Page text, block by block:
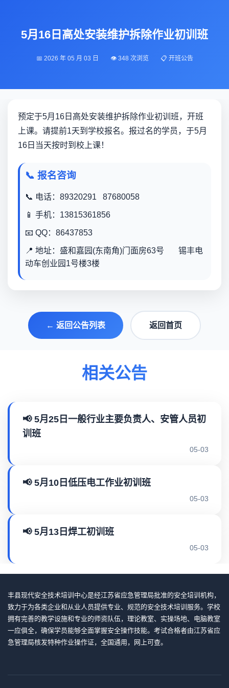
5月16日高处安装维护拆除作业初训班
📅 2026 年 05 月 03 日 👁️ 348 次浏览 📋 开班公告
预定于5月16日高处安装维护拆除作业初训班，开班
上课。请提前1天到学校报名。报过名的学员，于5月
16日当天按时到校上课！
📞 报名咨询
📞 电话：89320291 87680058
📱 手机：13815361856
📧 QQ：86437853
📍 地址：盛和嘉园(东南角)门面房63号 锡丰电
动车创业园1号楼3楼
← 返回公告列表 返回首页
相关公告
📢 5月25日一般行业主要负责人、安管人员初
训班
05-03
📢 5月10日低压电工作业初训班
05-03
📢 5月13日焊工初训班
05-03
丰县现代安全技术培训中心是经江苏省应急管理局批准的安全培训机构，
致力于为各类企业和从业人员提供专业、规范的安全技术培训服务。学校
拥有完善的教学设施和专业的师资队伍，理论教室、实操场地、电脑教室
一应俱全，确保学员能够全面掌握安全操作技能。考试合格者由江苏省应
急管理局核发特种作业操作证，全国通用，网上可查。